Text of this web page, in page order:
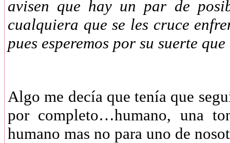
avisen que hay un par de
cualquiera que se les cruce
pues esperemos por su suerte
Algo me decía que tenía que
por completo…humano, una
humano mas no para uno de